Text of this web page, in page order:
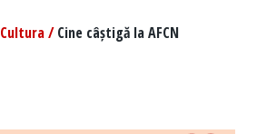
Cultura /Cine câștigă la AFCN